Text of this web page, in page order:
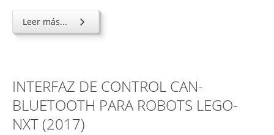
Leer más...
INTERFAZ DE CONTROL CAN-
BLUETOOTH PARA ROBOTS LEGO-
NXT (2017)